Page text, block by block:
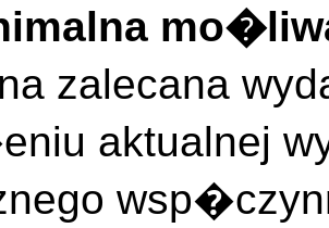
zalecana
aktualnej